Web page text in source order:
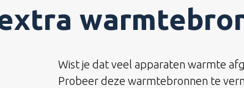
Wist je dat veel apparaten warmte
Probeer deze warmtebronnen te